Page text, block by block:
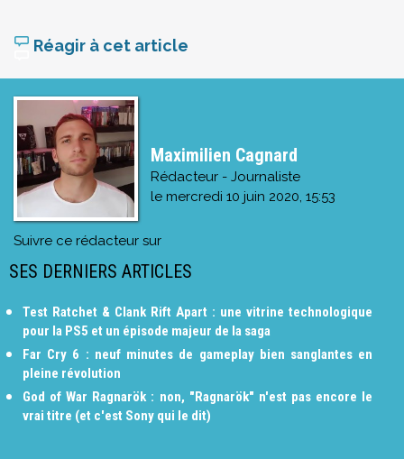
Réagir à cet article
Maximilien Cagnard
Rédacteur - Journaliste
le mercredi 10 juin 2020, 15:53
Suivre ce rédacteur sur
SES DERNIERS ARTICLES
Test Ratchet & Clank Rift Apart : une vitrine technologique
pour la PS5 et un épisode majeur de la saga
Far Cry 6 : neuf minutes de gameplay bien sanglantes en
pleine révolution
God of War Ragnarök : non, "Ragnarök" n'est pas encore le
vrai titre (et c'est Sony qui le dit)